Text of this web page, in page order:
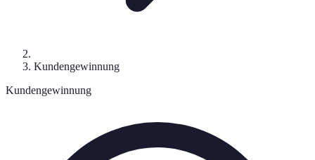
Kundengewinnung
Kundengewinnung